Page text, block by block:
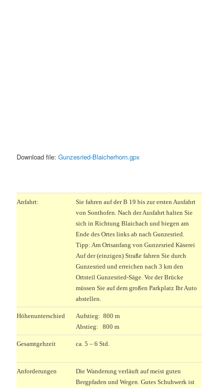
Download file:Gunzesried-Blaicherhorn.gpx
Anfahrt:
Sie fahren auf der B 19 bis zur ersten Ausfahrt
von Sonthofen. Nach der Ausfahrt halten Sie
sich in Richtung Blaichach und biegen am
Ende des Ortes links ab nach Gunzesried.
Tipp: Am Ortsanfang von Gunzesried Käserei
Auf der (einzigen) Straße fahren Sie durch
Gunzesried und erreichen nach 3 km den
Ortsteil Gunzesried-Säge. Vor der Brücke
müssen Sie auf dem großen Parkplatz Ihr Auto
abstellen.
Höhenunterschied
Aufstieg: 800 m
Abstieg: 800 m
Gesamtgehzeit ca. 5 – 6 Std.
Anforderungen
Die Wanderung verläuft auf meist guten
Bergpfaden und Wegen. Gutes Schuhwerk ist